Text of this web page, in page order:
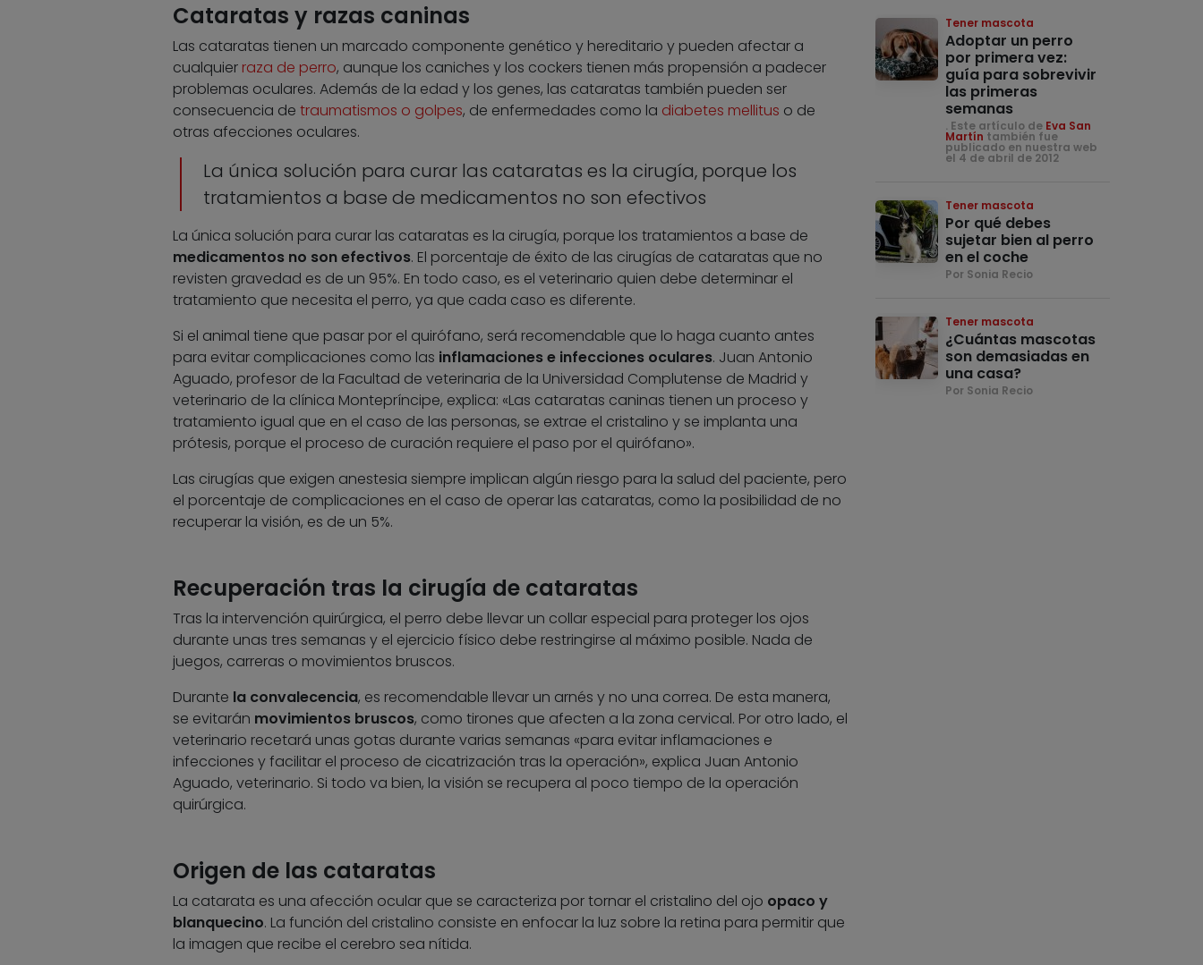
Cataratas y razas caninas
Las cataratas tienen un marcado componente genético y hereditario y pueden afectar a
cualquier raza de perro, aunque los caniches y los cockers tienen más propensión a padecer
problemas oculares. Además de la edad y los genes, las cataratas también pueden ser
consecuencia de traumatismos o golpes, de enfermedades como la diabetes mellitus o de
otras afecciones oculares.
La única solución para curar las cataratas es la cirugía, porque los
tratamientos a base de medicamentos no son efectivos
La única solución para curar las cataratas es la cirugía, porque los tratamientos a base de
medicamentos no son efectivos. El porcentaje de éxito de las cirugías de cataratas que no
revisten gravedad es de un 95%. En todo caso, es el veterinario quien debe determinar el
tratamiento que necesita el perro, ya que cada caso es diferente.
Si el animal tiene que pasar por el quirófano, será recomendable que lo haga cuanto antes
para evitar complicaciones como las inflamaciones e infecciones oculares. Juan Antonio
Aguado, profesor de la Facultad de veterinaria de la Universidad Complutense de Madrid y
veterinario de la clínica Montepríncipe, explica: «Las cataratas caninas tienen un proceso y
tratamiento igual que en el caso de las personas, se extrae el cristalino y se implanta una
prótesis, porque el proceso de curación requiere el paso por el quirófano».
Las cirugías que exigen anestesia siempre implican algún riesgo para la salud del paciente, pero
el porcentaje de complicaciones en el caso de operar las cataratas, como la posibilidad de no
recuperar la visión, es de un 5%.
Recuperación tras la cirugía de cataratas
Tras la intervención quirúrgica, el perro debe llevar un collar especial para proteger los ojos
durante unas tres semanas y el ejercicio físico debe restringirse al máximo posible. Nada de
juegos, carreras o movimientos bruscos.
Durante la convalecencia, es recomendable llevar un arnés y no una correa. De esta manera,
se evitarán movimientos bruscos, como tirones que afecten a la zona cervical. Por otro lado, el
veterinario recetará unas gotas durante varias semanas «para evitar inflamaciones e
infecciones y facilitar el proceso de cicatrización tras la operación», explica Juan Antonio
Aguado, veterinario. Si todo va bien, la visión se recupera al poco tiempo de la operación
quirúrgica.
Origen de las cataratas
La catarata es una afección ocular que se caracteriza por tornar el cristalino del ojo opaco y
blanquecino. La función del cristalino consiste en enfocar la luz sobre la retina para permitir que
la imagen que recibe el cerebro sea nítida.
Tener mascota
Adoptar un perro
por primera vez:
guía para sobrevivir
las primeras
semanas
. Este artículo de Eva San
Martín también fue
publicado en nuestra web
el 4 de abril de 2012
Tener mascota
Por qué debes
sujetar bien al perro
en el coche
Por Sonia Recio
Tener mascota
¿Cuántas mascotas
son demasiadas en
una casa?
Por Sonia Recio